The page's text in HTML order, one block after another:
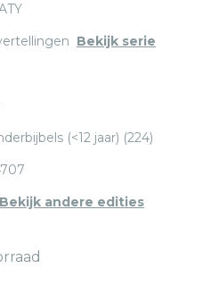
Talen van de Universiteit
Bekijk serie
(<12 jaar) (224)
Bekijk andere edities